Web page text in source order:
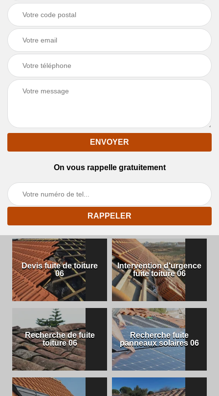
On vous rappelle gratuitement
Devis fuite de toiture
06
Intervention d'urgence
fuite toiture 06
Recherche de fuite
toiture 06
Recherche fuite
panneaux solaires 06